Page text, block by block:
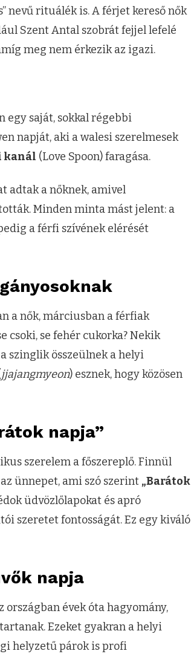
nevű rituálék is. A férjet kereső nők
Szent Antal szobrát fejjel lefelé
meg nem érkezik az igazi.
egy saját, sokkal régebbi
napját, aki a walesi szerelmesek
kanál (Love Spoon) faragása.
adtak a nőknek, amivel
Minden minta mást jelent: a
a férfi szívének elérését
a nők, márciusban a férfiak
csoki, se fehér cukorka? Nekik
a szinglik összeülnek a helyi
jjajangmyeon) esznek, hogy közösen
napja”
szerelem a főszereplő. Finnül
ünnepet, ami szó szerint „Barátok
üdvözlőlapokat és apró
szeretet fontosságát. Ez egy kiváló
napja
évek óta hagyomány,
tartanak. Ezeket gyakran a helyi
helyzetű párok is profi